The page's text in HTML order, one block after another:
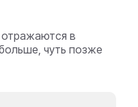
в
чуть позже